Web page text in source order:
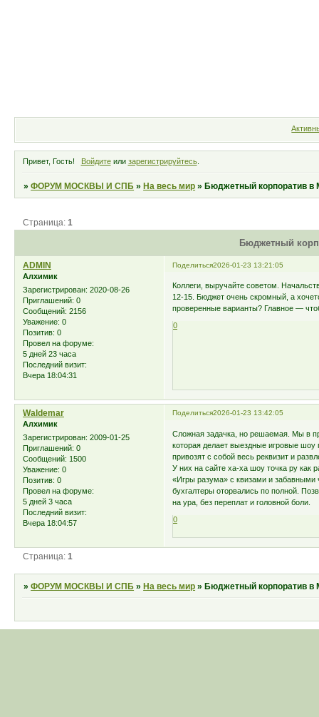
Привет, Гость! Войдитеили зарегистрируйтесь.
»ФОРУМ МОСКВЫ И СПБ »На весь мир »Бюджетный корпоратив в
Бюджетный
Страница:1
Поделиться2026-01-23 13:21:05
ADMIN
Алхимик
Зарегистрирован: 2020-08-26
Приглашений: 0
Сообщений: 2156
Уважение: 0
Позитив: 0
Провел на форуме:
5 дней 23 часа
Последний визит:
Вчера 18:04:31
Коллеги, выручайте советом.
12-15. Бюджет очень скромный, а
проверенные варианты? Главное —
0
Поделиться2026-01-23 13:42:05
Waldemar
Алхимик
Зарегистрирован: 2009-01-25
Приглашений: 0
Сообщений: 1500
Уважение: 0
Позитив: 0
Провел на форуме:
5 дней 3 часа
Последний визит:
Вчера 18:04:57
Сложная задачка, но решаемая. Мы в
которая делает выездные игровые
привозят с собой весь реквизит и
У них на сайте ха-ха шоу точка ру как
«Игры разума» с квизами и забавными
бухгалтеры оторвались по полной.
на ура, без переплат и головной боли.
0
Страница:1
»ФОРУМ МОСКВЫ И СПБ » На весь мир » Бюджетный корпоратив в